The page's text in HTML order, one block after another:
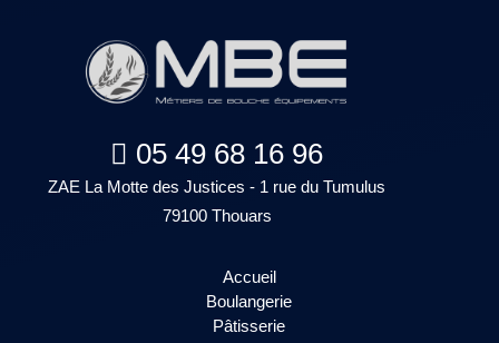
05 49 68 16 96
ZAE La Motte des Justices - 1 rue du Tumulus
79100 Thouars
Accueil
Boulangerie
Pâtisserie